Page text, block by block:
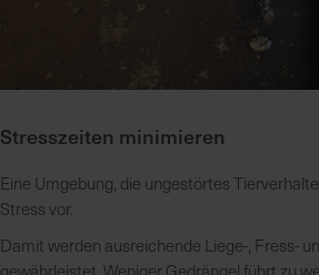
Stresszeiten minimieren
Eine Umgebung, die ungestörtes
Stress vor.
Damit werden ausreichende Liege-, Fress-
gewährleistet. Weniger Gedrängel führt zu